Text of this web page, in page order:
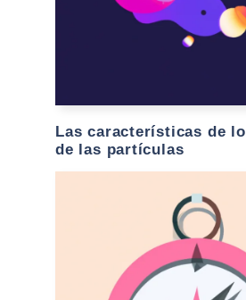
Las características de
de las partículas